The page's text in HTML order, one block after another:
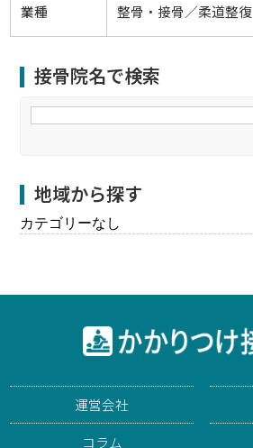
業種 整骨・接骨／柔道整復
接骨院名で検索
地域から探す
カテゴリーなし
運営会社
コラム